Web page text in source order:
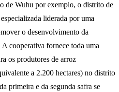
de Wuhu por exemplo, o distrito de
liderada por uma
o desenvolvimento da
cooperativa fornece toda uma
os produtores de arroz
a 2.200 hectares) no distrito
primeira e da segunda safra se